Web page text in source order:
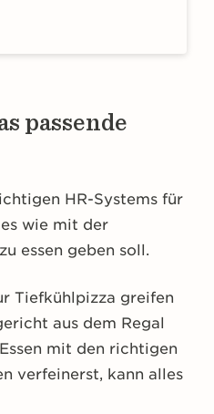
passende
HR-Systems für
wie mit der
essen geben soll.
Tiefkühlpizza greifen
aus dem Regal
mit den richtigen
verfeinerst, kann alles